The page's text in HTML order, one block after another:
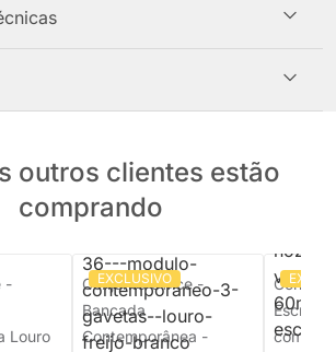
outros clientes estão
comprando
-
Louro
EXCLUSIVO
Conjunto Office -
Bancada
Contemporânea -
com